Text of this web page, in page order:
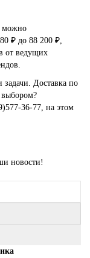
можно
₽ до 88 200 ₽,
от ведущих
Доставка по
выбором?
36-77, на этом
новости!